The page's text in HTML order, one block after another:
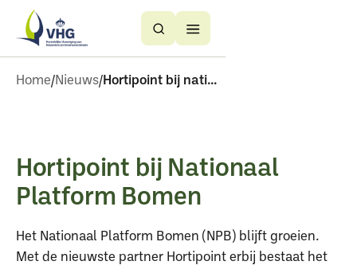
Button
Text
Button
Text
Home Nieuws Hortipoint bij nationaal platform bomen
Hortipoint bij Nationaal
Platform Bomen
Het Nationaal Platform Bomen (NPB) blijft groeien.
Met de nieuwste partner Hortipoint erbij bestaat het